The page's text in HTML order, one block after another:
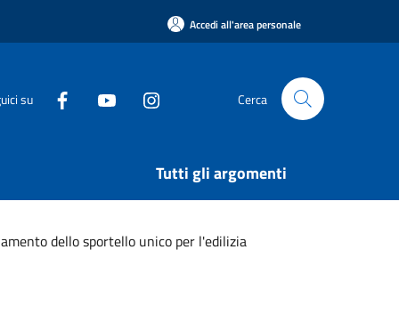
Accedi all'area personale
su Cerca
Tutti gli argomenti
dello sportello unico per l'edilizia